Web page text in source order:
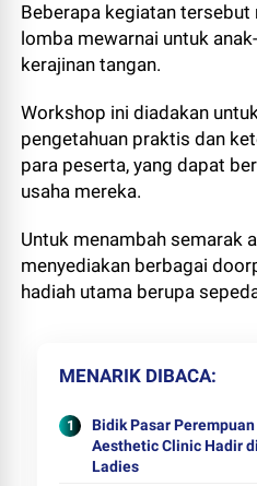
Beberapa kegiatan
lomba mewarnai untuk
kerajinan tangan.
Workshop ini diadakan
pengetahuan praktis dan
para peserta, yang dapat
usaha mereka.
Untuk menambah semarak
menyediakan berbagai
hadiah utama berupa
MENARIK DIBACA
Bidik Pasar
Aesthetic Clinic Hadir
Ladies